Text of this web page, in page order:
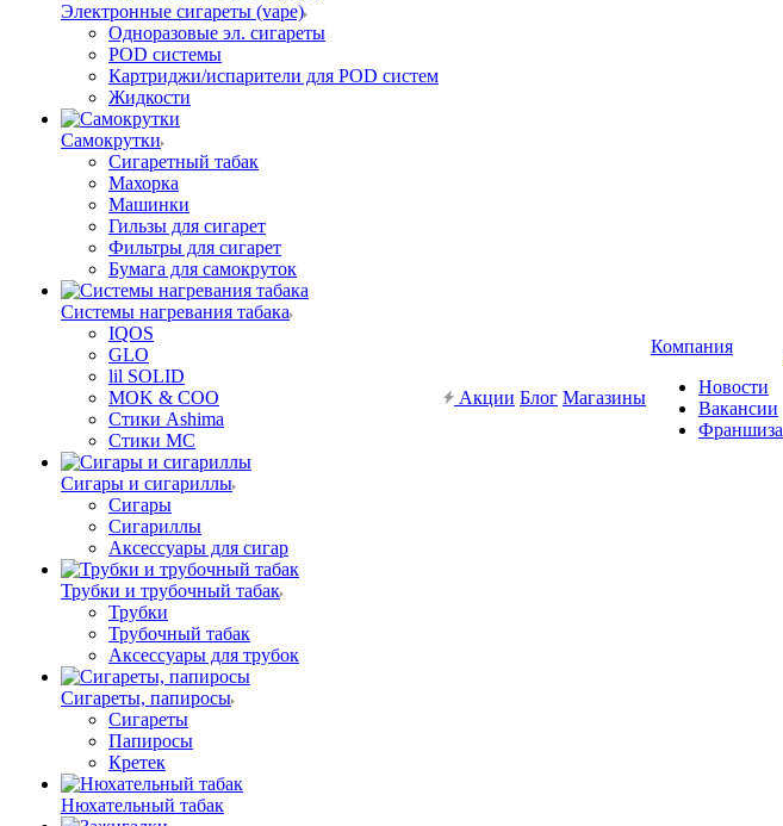
Электронные сигареты (vape)
Одноразовые эл. сигареты
POD системы
Картриджи/испарители для POD систем
Жидкости
Самокрутки
Сигаретный табак
Махорка
Машинки
Гильзы для сигарет
Фильтры для сигарет
Бумага для самокруток
Системы нагревания табака
IQOS
GLO
lil SOLID
MOK & COO
Стики Ashima
Стики MC
Сигары и сигариллы
Сигары
Сигариллы
Аксессуары для сигар
Трубки и трубочный табак
Трубки
Трубочный табак
Аксессуары для трубок
Сигареты, папиросы
Сигареты
Папиросы
Кретек
Нюхательный табак
Акции Блог Магазины
Компания
Новости
Вакансии
Франшиза